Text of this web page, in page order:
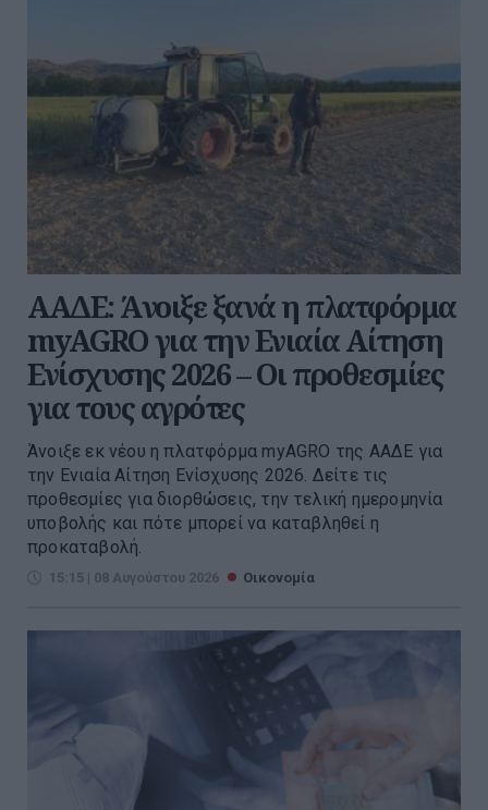
ΑΑΔΕ: Άνοιξε ξανά η πλατφόρμα
myAGRO για την Ενιαία Αίτηση
Ενίσχυσης 2026 – Οι προθεσμίες
για τους αγρότες
Άνοιξε εκ νέου η πλατφόρμα myAGRO της ΑΑΔΕ για
την Ενιαία Αίτηση Ενίσχυσης 2026. Δείτε τις
προθεσμίες για διορθώσεις, την τελική ημερομηνία
υποβολής και πότε μπορεί να καταβληθεί η
προκαταβολή.
15:15 | 08 Αυγούστου 2026 Οικονομία